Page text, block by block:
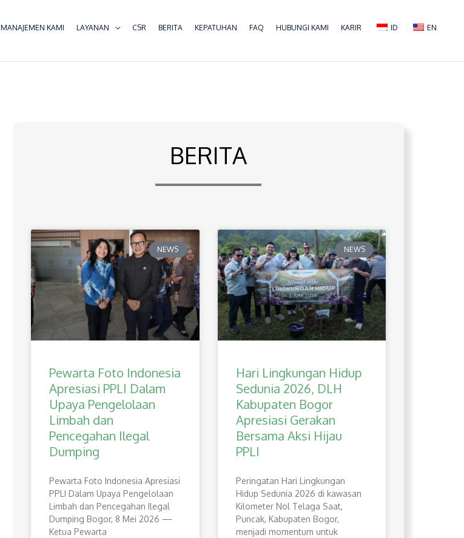
MANAJEMEN KAMI LAYANAN CSR BERITA KEPATUHAN FAQ HUBUNGI KAMI KARIR ID EN
BERITA
NEWS
Pewarta Foto Indonesia
Apresiasi PPLI Dalam
Upaya Pengelolaan
Limbah dan
Pencegahan Ilegal
Dumping
Pewarta Foto Indonesia Apresiasi
PPLI Dalam Upaya Pengelolaan
Limbah dan Pencegahan Ilegal
Dumping Bogor, 8 Mei 2026 —
Ketua Pewarta
NEWS
Hari Lingkungan Hidup
Sedunia 2026, DLH
Kabupaten Bogor
Apresiasi Gerakan
Bersama Aksi Hijau
PPLI
Peringatan Hari Lingkungan
Hidup Sedunia 2026 di kawasan
Kilometer Nol Telaga Saat,
Puncak, Kabupaten Bogor,
menjadi momentum untuk